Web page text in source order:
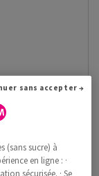
(sans sucre) à
en ligne : ·
sécurisée. · Se
Continuer sans accepter →